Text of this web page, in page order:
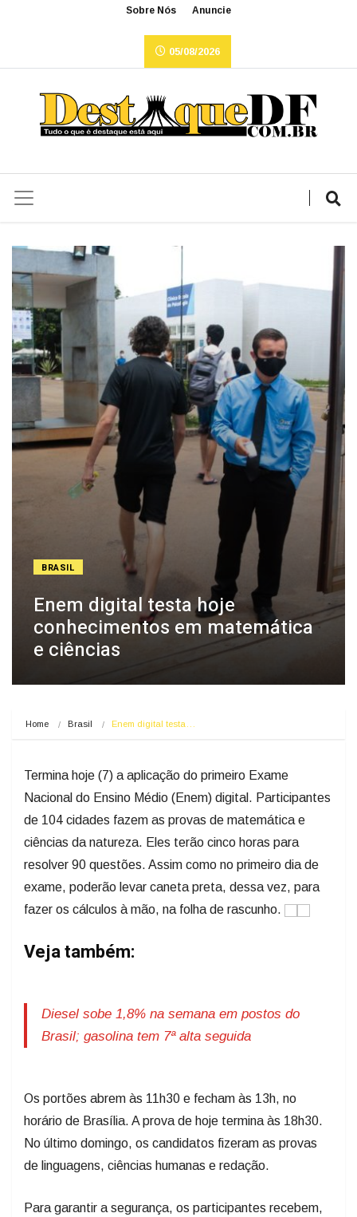
Sobre Nós Anuncie
05/08/2026
BRASIL
Enem digital testa hoje
conhecimentos em matemática
e ciências
Home Brasil Enem digital testa…
Termina hoje (7) a aplicação do primeiro Exame
Nacional do Ensino Médio (Enem) digital. Participantes
de 104 cidades fazem as provas de matemática e
ciências da natureza. Eles terão cinco horas para
resolver 90 questões. Assim como no primeiro dia de
exame, poderão levar caneta preta, dessa vez, para
fazer os cálculos à mão, na folha de rascunho.
Veja também:
Diesel sobe 1,8% na semana em postos do
Brasil; gasolina tem 7ª alta seguida
Os portões abrem às 11h30 e fecham às 13h, no
horário de Brasília. A prova de hoje termina às 18h30.
No último domingo, os candidatos fizeram as provas
de linguagens, ciências humanas e redação.
Para garantir a segurança, os participantes recebem,